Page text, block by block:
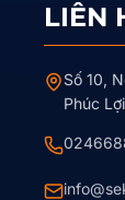
LIÊN
Số 10,
Phúc